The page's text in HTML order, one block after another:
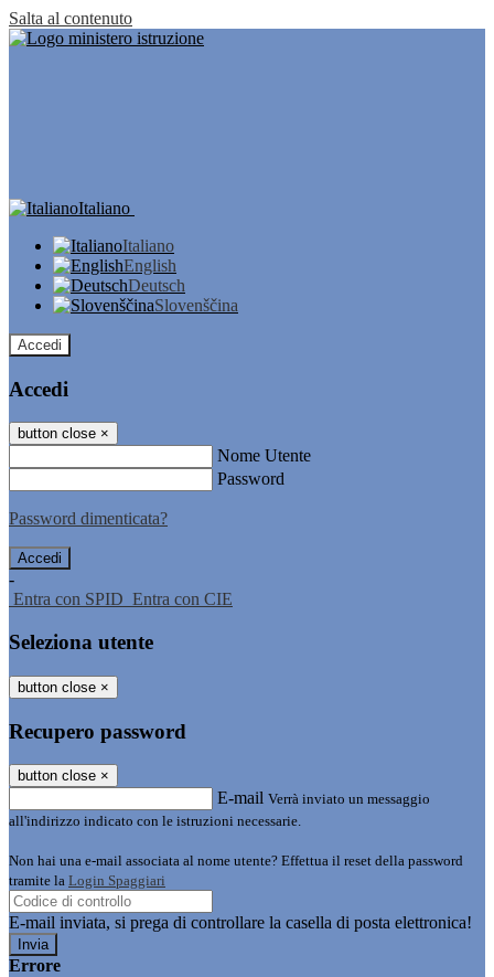
Salta al contenuto
Italiano
Italiano
English
Deutsch
Slovenščina
Accedi
Accedi
button close ×
Nome Utente
Password
Password dimenticata?
-
Entra con SPID Entra con CIE
Seleziona utente
button close ×
Recupero password
button close ×
E-mail Verrà inviato un messaggio
all'indirizzo indicato con le istruzioni necessarie.
Non hai una e-mail associata al nome utente? Effettua il reset della password
tramite la Login Spaggiari
E-mail inviata, si prega di controllare la casella di posta elettronica!
Errore